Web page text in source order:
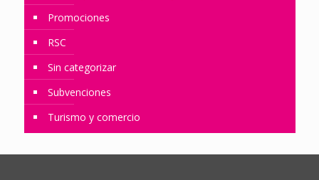
Promociones
RSC
Sin categorizar
Subvenciones
Turismo y comercio